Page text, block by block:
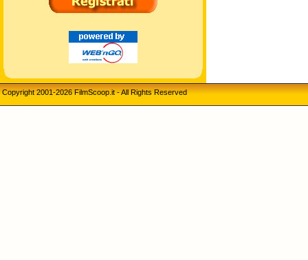
Copyright 2001-2026 FilmScoop.it - All Rights Reserved